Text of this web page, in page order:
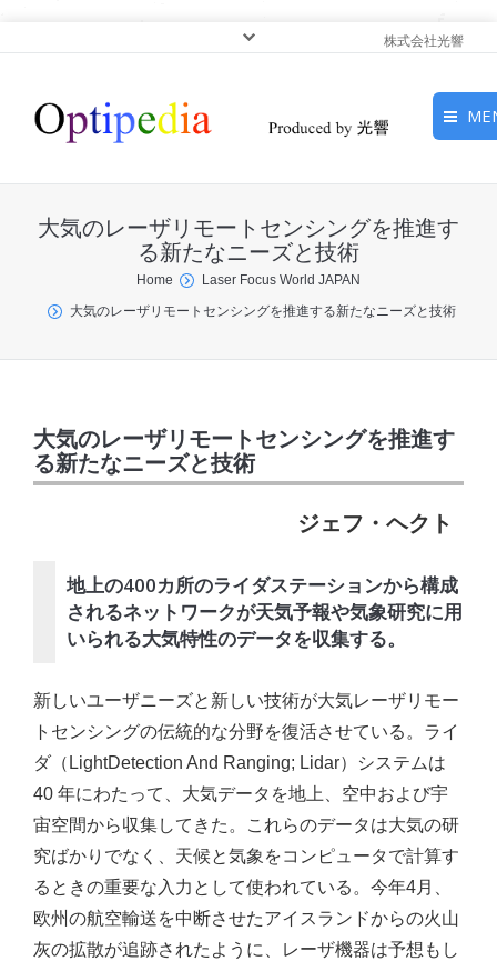
株式会社光響
ピックアップ
サービス
大気のレーザリモートセンシングを推進す
る新たなニーズと技術
You are here:Home
Laser Focus World JAPAN
大気のレーザリモートセンシングを推進する新たなニーズと技術
大気のレーザリモートセンシングを推進す
る新たなニーズと技術
ジェフ・ヘクト
地上の400カ所のライダステーションから構成
されるネットワークが天気予報や気象研究に用
いられる大気特性のデータを収集する。
新しいユーザニーズと新しい技術が大気レーザリモー
トセンシングの伝統的な分野を復活させている。ライ
ダ（LightDetection And Ranging; Lidar）システムは
40 年にわたって、大気データを地上、空中および宇
宙空間から収集してきた。これらのデータは大気の研
究ばかりでなく、天候と気象をコンピュータで計算す
るときの重要な入力として使われている。今年4月、
欧州の航空輸送を中断させたアイスランドからの火山
灰の拡散が追跡されたように、レーザ機器は予想もし